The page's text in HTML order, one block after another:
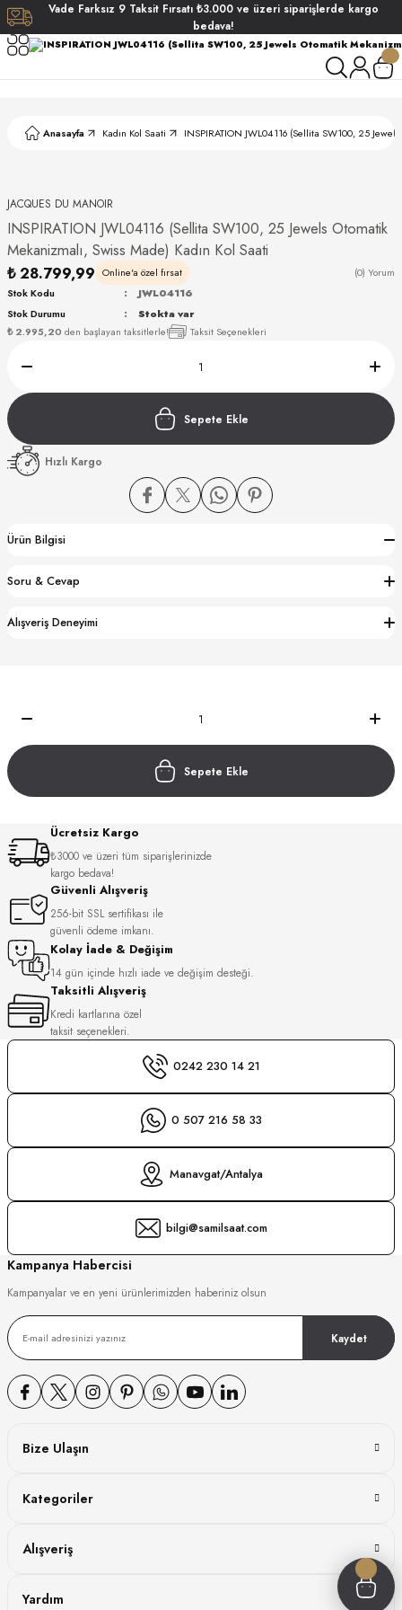
Vade Farksız 9 Taksit Fırsatı ₺3.000 ve üzeri siparişlerde kargo
bedava!
Anasayfa Kadın Kol Saati INSPIRATION JWL04116 (Sellita SW100, 25
JACQUES DU MANOIR
INSPIRATION JWL04116 (Sellita SW100, 25 Jewels Otomatik
Mekanizmalı, Swiss Made) Kadın Kol Saati
₺ 28.799,99 Online'a özel fırsat (0) Yorum
₺ 2.995,20 den başlayan taksitlerle! Taksit Seçenekleri
Stok Kodu
JWL04116
Stok Durumu
Stokta var
Sepete Ekle
Hızlı Kargo
Ürün Bilgisi
Soru & Cevap
Alışveriş Deneyimi
Sepete Ekle
Ücretsiz Kargo
₺3000 ve üzeri tüm siparişlerinizde
kargo bedava!
Güvenli Alışveriş
256-bit SSL sertifikası ile
güvenli ödeme imkanı.
Kolay İade & Değişim
14 gün içinde hızlı iade ve değişim desteği.
Taksitli Alışveriş
Kredi kartlarına özel
taksit seçenekleri.
0242 230 14 21
0 507 216 58 33
Manavgat/Antalya
bilgi@samilsaat.com
Kampanya Habercisi
Kampanyalar ve en yeni ürünlerimizden haberiniz olsun
Kaydet
Bize Ulaşın
Kategoriler
Alışveriş
Yardım
WATCH
WATCH